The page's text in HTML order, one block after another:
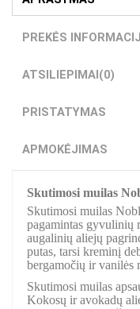
PREKĖS
ATSILIEPIMAI(0)
PRISTATYMAS
APMOKĖJIMAS
Skutimosi muilas
Skutimosi muilas
pagamintas gyvulinių
augalinių aliejų
putas, tarsi kreminį
bergamočių ir vanilės
Skutimosi muilas
Kokosų ir avokadų